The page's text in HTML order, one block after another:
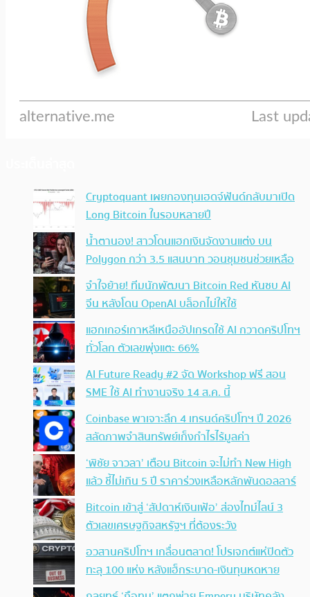
Cryptoquant เผยกองทุนเฮดจ์ฟันด์กลับมาเปิด
Long Bitcoin ในรอบหลายปี
น้ำตานอง! สาวโดนแฮกเงินจัดงานแต่ง บน
Polygon กว่า 3.5 แสนบาท วอนชุมชนช่วยเหลือ
จำใจย้าย! ทีมนักพัฒนา Bitcoin Red หันซบ AI
จีน หลังโดน OpenAI บล็อกไม่ให้ใช้
แฮกเกอร์เกาหลีเหนืออัปเกรดใช้ AI กวาดคริปโทฯ
ทั่วโลก ตัวเลขพุ่งแตะ 66%
AI Future Ready #2 จัด Workshop ฟรี สอน
SME ใช้ AI ทำงานจริง 14 ส.ค. นี้
Coinbase พาเจาะลึก 4 เทรนด์คริปโทฯ ปี 2026
สลัดภาพจำสินทรัพย์เก็งกำไรไร้มูลค่า
‘พิชัย จาวลา’ เตือน Bitcoin จะไม่ทำ New High
แล้ว ชี้ไม่เกิน 5 ปี ราคาร่วงเหลือหลักพันดอลลาร์
Bitcoin เข้าสู่ ‘สัปดาห์เงินเฟ้อ’ ส่องไทม์ไลน์ 3
ตัวเลขเศรษฐกิจสหรัฐฯ ที่ต้องระวัง
อวสานคริปโทฯ เกลื่อนตลาด! โปรเจกต์แห่ปิดตัว
ทะลุ 100 แห่ง หลังแฮ็กระบาด-เงินทุนหดหาย